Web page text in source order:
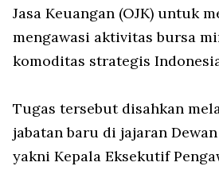
Jasa Keuangan (OJK) untuk
mengawasi aktivitas bursa
komoditas strategis
Tugas tersebut disahkan
jabatan baru di jajaran
yakni Kepala Eksekutif